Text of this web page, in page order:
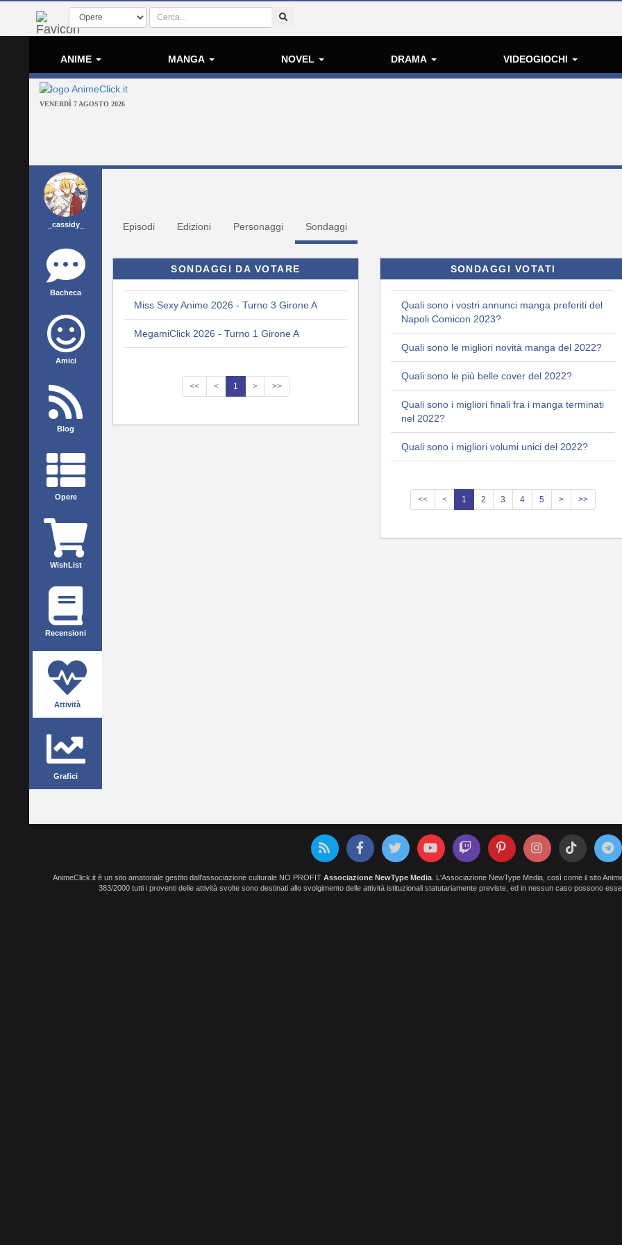
ANIME MANGA NOVEL DRAMA VIDEOGIOCHI
VENERDÌ 7 AGOSTO 2026
_cassidy_
Bacheca
Amici
Blog
Opere
WishList
Recensioni
Attività
Grafici
Episodi Edizioni Personaggi Sondaggi
SONDAGGI DA VOTARE
Miss Sexy Anime 2026 - Turno 3 Girone A
MegamiClick 2026 - Turno 1 Girone A
<< < 1 > >>
SONDAGGI VOTATI
Quali sono i vostri annunci manga preferiti del
Napoli Comicon 2023?
Quali sono le migliori novità manga del 2022?
Quali sono le più belle cover del 2022?
Quali sono i migliori finali fra i manga terminati
nel 2022?
Quali sono i migliori volumi unici del 2022?
<< < 1 2 3 4 5 > >>
AnimeClick.it è un sito amatoriale gestito dall'associazione culturale NO PROFIT Associazione NewType Media. L'Associazione NewType Media, così come il sito
383/2000 tutti i proventi delle attività svolte sono destinati allo svolgimento delle attività istituzionali statutariamente previste, ed in nessun caso possono